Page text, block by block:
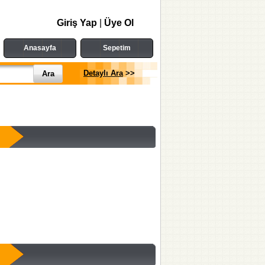
Anasayfa Sepetim
Giriş Yap Üye Ol
Detaylı Ara>>